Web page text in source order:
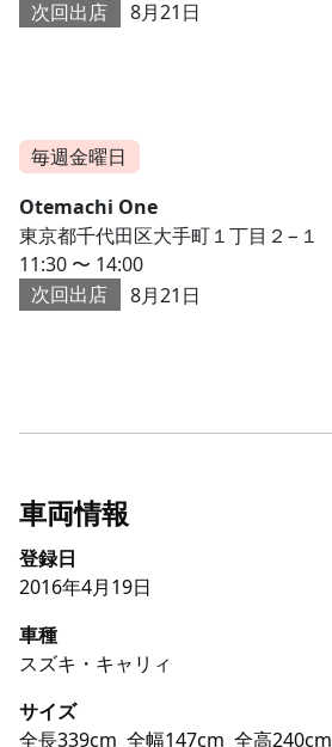
次回出店
8月21日
毎週金曜日
Otemachi One
東京都千代田区大手町１丁目２−１
11:30 〜 14:00
次回出店
8月21日
車両情報
登録日
2016年4月19日
車種
スズキ・キャリィ
サイズ
全長339cm 全幅147cm 全高240cm